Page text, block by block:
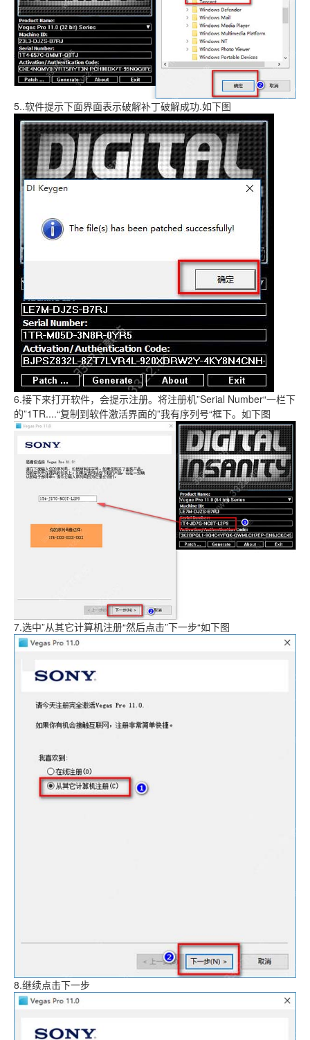
5..软件提示下面界面表示破解补丁破解成功.如下图
6.接下来打开软件，会提示注册。将注册机”Serial Number“一栏下
的”1TR....“复制到软件激活界面的”我有序列号“框下。如下图
7.选中”从其它计算机注册“然后点击”下一步“如下图
8.继续点击下一步